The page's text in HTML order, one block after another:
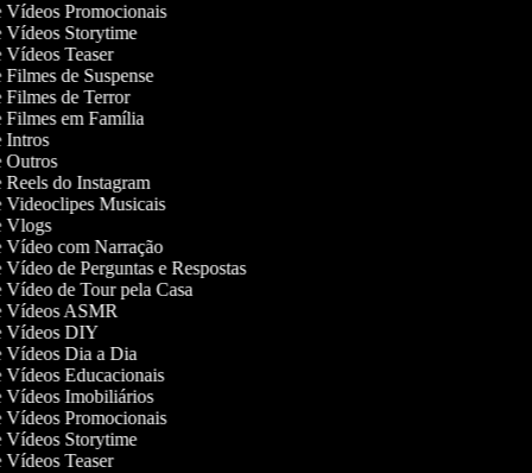
Vídeos Promocionais
Vídeos Storytime
Vídeos Teaser
Filmes de Suspense
Filmes de Terror
Filmes em Família
Intros
Outros
Reels do Instagram
Videoclipes Musicais
Vlogs
Vídeo com Narração
Vídeo de Perguntas e Respostas
Vídeo de Tour pela Casa
Vídeos ASMR
Vídeos DIY
Vídeos Dia a Dia
Vídeos Educacionais
Vídeos Imobiliários
Vídeos Promocionais
Vídeos Storytime
Vídeos Teaser